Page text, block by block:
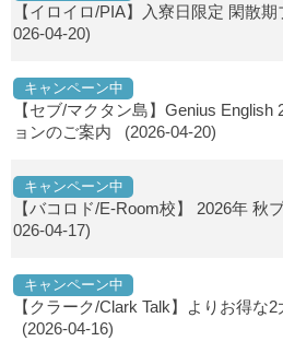
【イロイロ/PIA】入寮日限定 閑散
026-04-20)
キャンペーン中
【セブ/マクタン島】Genius
ョンのご案内 (2026-04-20)
キャンペーン中
【バコロド/E-Room校】 2026年 秋
026-04-17)
キャンペーン中
【クラーク/Clark Talk】よりお得な
(2026-04-16)